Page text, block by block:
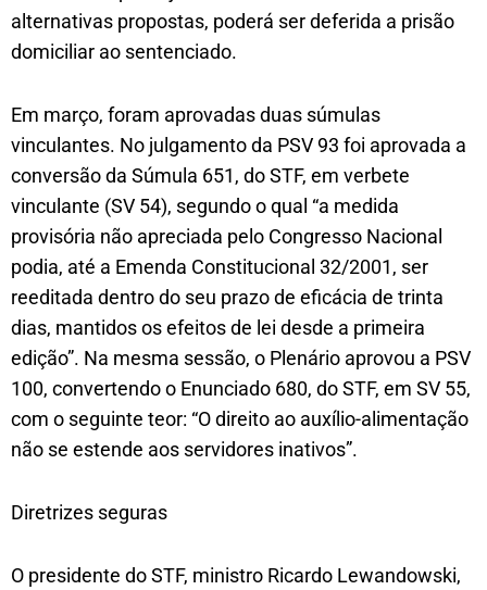
alternativas propostas, poderá ser deferida a prisão
domiciliar ao sentenciado.
Em março, foram aprovadas duas súmulas
vinculantes. No julgamento da PSV 93 foi aprovada a
conversão da Súmula 651, do STF, em verbete
vinculante (SV 54), segundo o qual “a medida
provisória não apreciada pelo Congresso Nacional
podia, até a Emenda Constitucional 32/2001, ser
reeditada dentro do seu prazo de eficácia de trinta
dias, mantidos os efeitos de lei desde a primeira
edição”. Na mesma sessão, o Plenário aprovou a PSV
100, convertendo o Enunciado 680, do STF, em SV 55,
com o seguinte teor: “O direito ao auxílio-alimentação
não se estende aos servidores inativos”.
Diretrizes seguras
O presidente do STF, ministro Ricardo Lewandowski,